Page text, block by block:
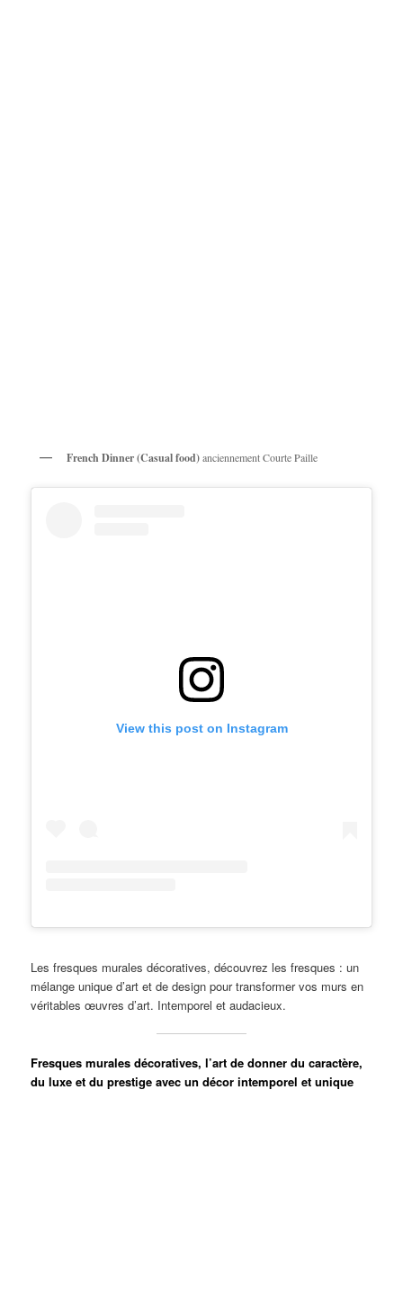
French Dinner (Casual food)anciennement Courte Paille
View this post on Instagram
Les fresques murales décoratives, découvrez les fresques : un
mélange unique d’art et de design pour transformer vos murs en
véritables œuvres d’art. Intemporel et audacieux.
Fresques murales décoratives, l’art de donner du caractère,
du luxe et du prestige avec un décor intemporel et unique